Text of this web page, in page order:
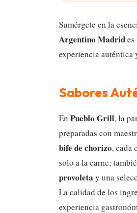
Sumérgete en la
Argentino Madrides
experiencia auténtica
Sabores
En Pueblo Grill, la
preparadas con
bife de chorizo, cada
solo a la carne;
provoleta y una
La calidad de los
experiencia